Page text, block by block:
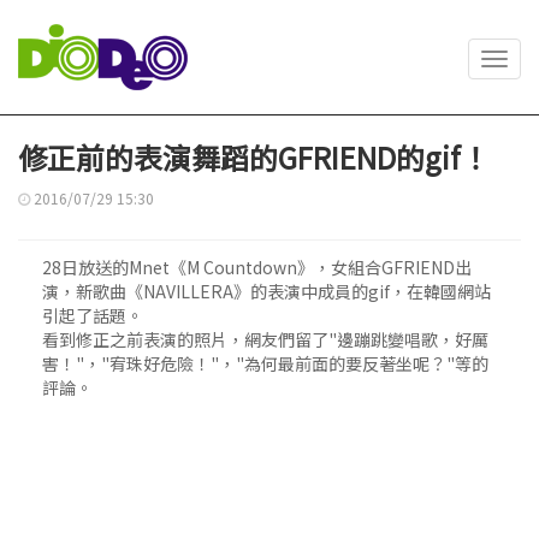
修正前的表演舞蹈的GFRIEND的gif！
2016/07/29 15:30
28日放送的Mnet《M Countdown》，女組合GFRIEND出
演，新歌曲《NAVILLERA》的表演中成員的gif，在韓國網站
引起了話題。
看到修正之前表演的照片，網友們留了"邊蹦跳變唱歌，好厲
害！"，"宥珠好危險！"，"為何最前面的要反著坐呢？"等的
評論。